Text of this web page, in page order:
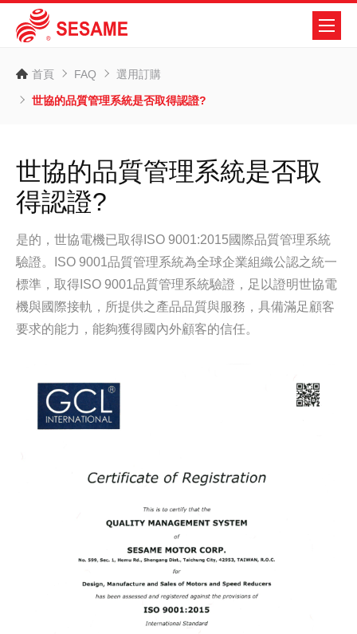
首頁 FAQ 選用訂購
世協的品質管理系統是否取得認證?
世協的品質管理系統是否取
得認證?
是的，世協電機已取得ISO 9001:2015國際品質管理系統
驗證。ISO 9001品質管理系統為全球企業組織公認之統一
標準，取得ISO 9001品質管理系統驗證，足以證明世協電
機與國際接軌，所提供之產品品質與服務，具備滿足顧客
要求的能力，能夠獲得國內外顧客的信任。